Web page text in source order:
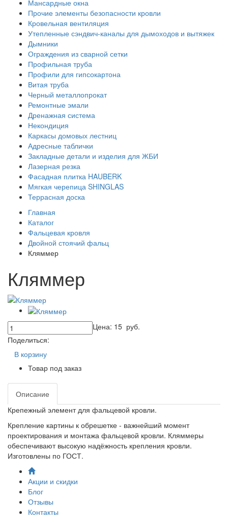
Мансардные окна
Прочие элементы безопасности кровли
Кровельная вентиляция
Утепленные сэндвич-каналы для дымоходов и вытяжек
Дымники
Ограждения из сварной сетки
Профильная труба
Профили для гипсокартона
Витая труба
Черный металлопрокат
Ремонтные эмали
Дренажная система
Некондиция
Каркасы домовых лестниц
Адресные таблички
Закладные детали и изделия для ЖБИ
Лазерная резка
Фасадная плитка HAUBERK
Мягкая черепица SHINGLAS
Террасная доска
Главная
Каталог
Фальцевая кровля
Двойной стоячий фальц
Кляммер
Кляммер
Цена: 15 руб.
Поделиться:
В корзину
Товар под заказ
Описание
Крепежный элемент для фальцевой кровли.
Крепление картины к обрешетке - важнейший момент
проектирования и монтажа фальцевой кровли. Кляммеры
обеспечивают высокую надёжность крепления кровли.
Изготовлены по ГОСТ.
Акции и скидки
Блог
Отзывы
Контакты